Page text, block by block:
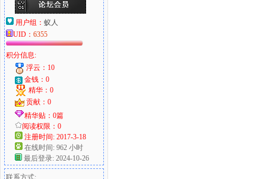
用户组： 蚁人
UID： 6355
积分信息:
浮云：10
金钱：0
精华：0
贡献：0
精华贴：0篇
阅读权限：0
注册时间: 2017-3-18
在线时间: 962 小时
最后登录: 2024-10-26
联系方式: